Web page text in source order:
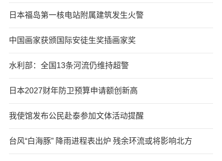
日本福岛第一核电站附属建筑发生火警
中国画家获颁国际安徒生奖插画家奖
水利部：全国13条河流仍维持超警
日本2027财年防卫预算申请额创新高
我使馆发布公民赴泰参加文体活动提醒
台风“白海豚” 降雨进程表出炉 残余环流或将影响北方